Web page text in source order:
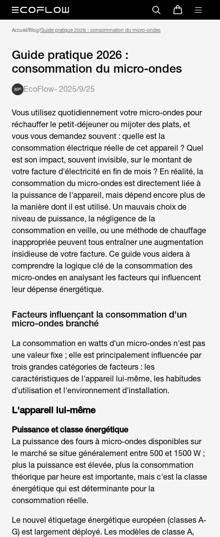
Accueil/Blog/Guide pratique 2026 : consommation du micro-ondes
Guide pratique 2026 :
consommation du micro-ondes
EcoFlow- 2025/9/25
Vous utilisez quotidiennement votre micro-ondes pour
réchauffer le petit-déjeuner ou mijoter des plats, et
vous vous demandez souvent : quelle est la
consommation électrique réelle de cet appareil ? Quel
est son impact, souvent invisible, sur le montant de
votre facture d'électricité en fin de mois ? En réalité, la
consommation du micro-ondes est directement liée à
la puissance de l'appareil, mais dépend encore plus de
la manière dont il est utilisé. Un mauvais choix de
niveau de puissance, la négligence de la
consommation en veille, ou une méthode de chauffage
inappropriée peuvent tous entraîner une augmentation
insidieuse de votre facture. Ce guide vous aidera à
comprendre la logique clé de la consommation des
micro-ondes en analysant les facteurs qui influencent
leur dépense énergétique.
Facteurs influençant la consommation d'un
micro-ondes branché
La consommation en watts d'un micro-ondes n'est pas
une valeur fixe ; elle est principalement influencée par
trois grandes catégories de facteurs : les
caractéristiques de l'appareil lui-même, les habitudes
d'utilisation et l'environnement d'installation.
L'appareil lui-même
Puissance et classe énergétique
La puissance des fours à micro-ondes disponibles sur
le marché se situe généralement entre 500 et 1500 W ;
plus la puissance est élevée, plus la consommation
théorique par heure est importante, mais c'est la classe
énergétique qui est déterminante pour la
consommation réelle.
Le nouvel étiquetage énergétique européen (classes A-
G) est largement déployé. Les modèles de classe A,